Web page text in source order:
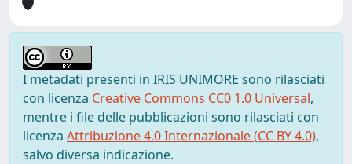
I metadati presenti in IRIS UNIMORE sono rilasciati
con licenza Creative Commons CC0 1.0 Universal,
mentre i file delle pubblicazioni sono rilasciati con
licenza Attribuzione 4.0 Internazionale (CC BY 4.0),
salvo diversa indicazione.